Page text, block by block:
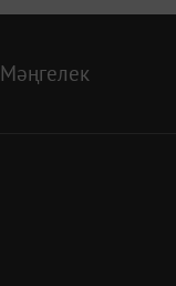
Мәңгелек